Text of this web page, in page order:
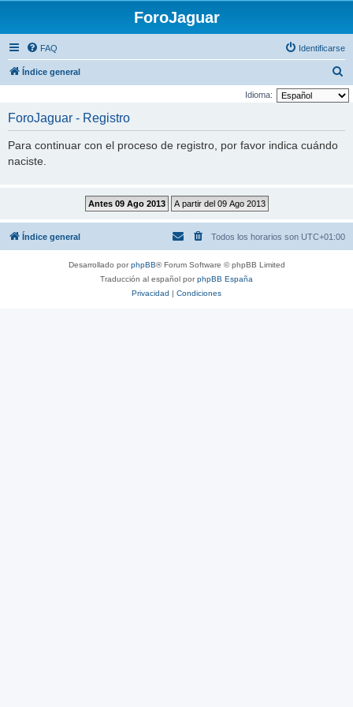
ForoJaguar
FAQ Identificarse
Índice general
u
Idioma:
ForoJaguar - Registro
Para continuar con el proceso de registro, por favor indica cuándo
naciste.
Índice general Todos los horarios son UTC+01:00
Desarrollado porphpBB® Forum Software © phpBB Limited
Traducción al español porphpBB España
Privacidad
Condiciones